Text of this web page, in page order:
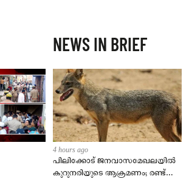
NEWS IN BRIEF
4 hours ago
പിലിക്കോട് ജനവാസമേഖലയിൽ
കുറുനരിയുടെ ആക്രമണം; രണ്ട്